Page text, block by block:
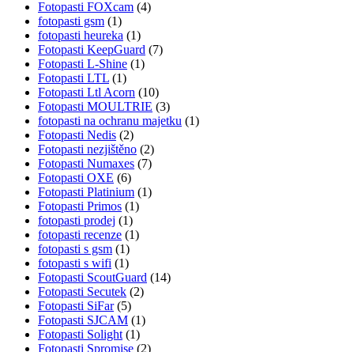
Fotopasti FOXcam (4)
fotopasti gsm (1)
fotopasti heureka (1)
Fotopasti KeepGuard (7)
Fotopasti L-Shine (1)
Fotopasti LTL (1)
Fotopasti Ltl Acorn (10)
Fotopasti MOULTRIE (3)
fotopasti na ochranu majetku (1)
Fotopasti Nedis (2)
Fotopasti nezjištěno (2)
Fotopasti Numaxes (7)
Fotopasti OXE (6)
Fotopasti Platinium (1)
Fotopasti Primos (1)
fotopasti prodej (1)
fotopasti recenze (1)
fotopasti s gsm (1)
fotopasti s wifi (1)
Fotopasti ScoutGuard (14)
Fotopasti Secutek (2)
Fotopasti SiFar(5)
Fotopasti SJCAM (1)
Fotopasti Solight (1)
Fotopasti Spromise (2)